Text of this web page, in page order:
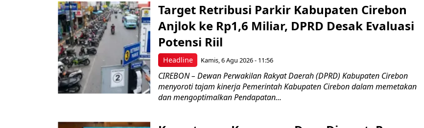
Headline
Target Retribusi Parkir Kabupaten Cirebon
Anjlok ke Rp1,6 Miliar, DPRD Desak Evaluasi
Potensi Riil
Kamis, 6 Agu 2026 - 11:56
CIREBON – Dewan Perwakilan Rakyat Daerah (DPRD) Kabupaten Cirebon
menyoroti tajam kinerja Pemerintah Kabupaten Cirebon dalam memetakan
dan mengoptimalkan Pendapatan...